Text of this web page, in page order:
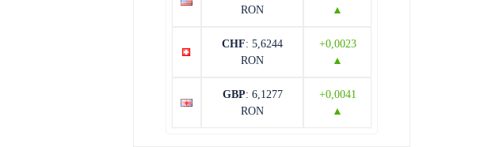
RON
▲
CHF: 5,6244
RON
+0,0023
▲
GBP: 6,1277
RON
+0,0041
▲